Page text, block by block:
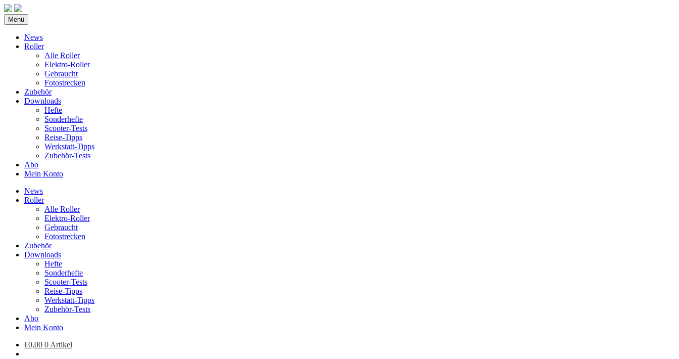
Menü
News
Roller
Alle Roller
Elektro-Roller
Gebraucht
Fotostrecken
Zubehör
Downloads
Hefte
Sonderhefte
Scooter-Tests
Reise-Tipps
Werkstatt-Tipps
Zubehör-Tests
Abo
Mein Konto
News
Roller
Alle Roller
Elektro-Roller
Gebraucht
Fotostrecken
Zubehör
Downloads
Hefte
Sonderhefte
Scooter-Tests
Reise-Tipps
Werkstatt-Tipps
Zubehör-Tests
Abo
Mein Konto
€0,00 0 Artikel